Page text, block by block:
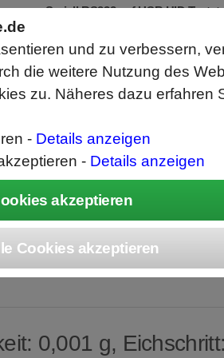
0,001 g,
Seriell RS232 auf USB HID
RS232 Daten in Computer
Funktioniert wie eine USB Tastatur,
Verwendet Standard USB Tastatur
Datenbearbeitung vor Ausgabe
und zu verbessern,
die weitere Nutzung des
zu. Näheres dazu erfahren
- Details anzeigen
- Details anzeigen